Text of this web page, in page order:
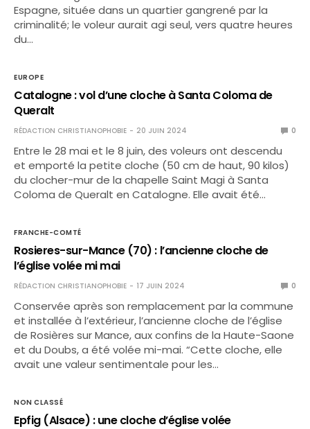
Espagne, située dans un quartier gangrené par la
criminalité; le voleur aurait agi seul, vers quatre heures
du…
EUROPE
Catalogne : vol d’une cloche à Santa Coloma de
Queralt
RÉDACTION CHRISTIANOPHOBIE 20 JUIN 2024 0
Entre le 28 mai et le 8 juin, des voleurs ont descendu
et emporté la petite cloche (50 cm de haut, 90 kilos)
du clocher-mur de la chapelle Saint Magi à Santa
Coloma de Queralt en Catalogne. Elle avait été…
FRANCHE-COMTÉ
Rosieres-sur-Mance (70) : l’ancienne cloche de
l’église volée mi mai
RÉDACTION CHRISTIANOPHOBIE 17 JUIN 2024 0
Conservée après son remplacement par la commune
et installée à l’extérieur, l’ancienne cloche de l’église
de Rosières sur Mance, aux confins de la Haute-Saone
et du Doubs, a été volée mi-mai. “Cette cloche, elle
avait une valeur sentimentale pour les…
NON CLASSÉ
Epfig (Alsace) : une cloche d’église volée